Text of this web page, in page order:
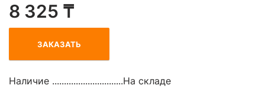
8 325 ₸
ЗАКАЗАТЬ
Наличие ..............................На складе